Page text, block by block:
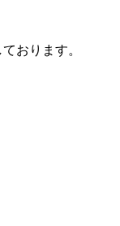
おります。